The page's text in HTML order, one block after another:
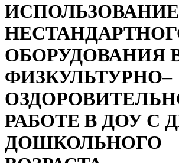
ИСПОЛЬЗОВАНИЕ
ОБОРУДОВАНИЯ
ФИЗКУЛЬТУРНО–
РАБОТЕ В ДОУ С
ДОШКОЛЬНОГО